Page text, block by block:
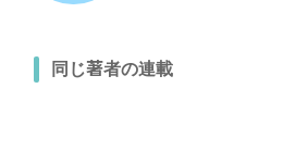
同じ著者の連載